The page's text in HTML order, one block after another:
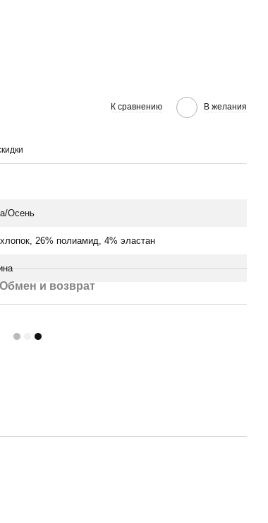
К сравнению В желания
Осень
26% полиамид, 4% эластан
Обмен и возврат